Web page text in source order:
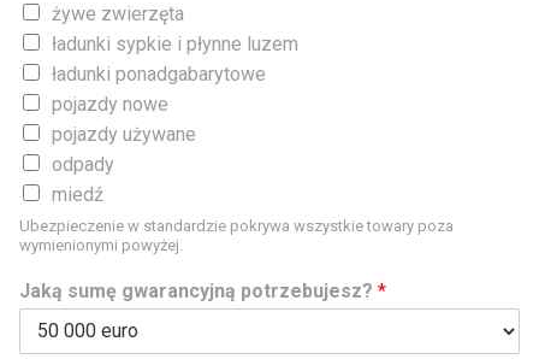
żywe zwierzęta
ładunki sypkie i płynne luzem
ładunki ponadgabarytowe
pojazdy nowe
pojazdy używane
odpady
miedź
Ubezpieczenie w standardzie pokrywa wszystkie towary poza
wymienionymi powyżej.
Jaką sumę gwarancyjną potrzebujesz? *